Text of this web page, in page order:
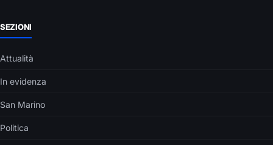
SEZIONI
Attualità
In evidenza
San Marino
Politica